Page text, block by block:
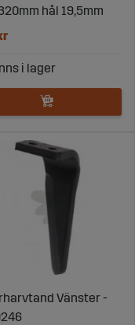
hål 19,5mm
Vänster -